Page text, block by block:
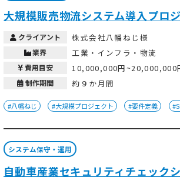
大規模販売物流システム導入プロ
クライアント 株式会社八幡ねじ様
業界 工業・インフラ・物流
費用目安 10,000,000円~20,000,000
制作期間 約９か月間
#八幡ねじ #大規模プロジェクト #要件定義
システム保守・運用
自動車産業セキュリティチェッ